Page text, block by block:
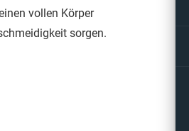
vollen Körper
sorgen.